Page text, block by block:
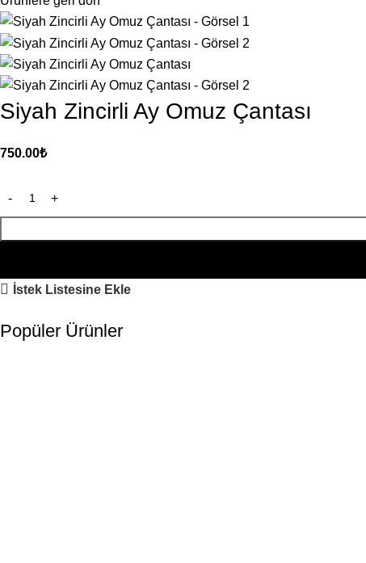
Siyah Zincirli Ay Omuz Çantası
750.00₺
İstek Listesine Ekle
Popüler Ürünler